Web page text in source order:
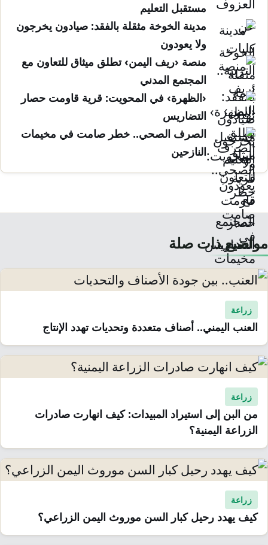
مستقبل التعليم
مدينة الخوخة مثقلة بالفقد: صيادون يخرجون
ولا يعودون
منصة ‹ريف اليمن› تطلق ميثاق للتعاون مع
المجتمع المدني
‹الظهرة› في المحويت: قرية قاومت حصار
التضاريس
الصرف الصحي.. خطر صامت في مخيمات
النازحين
مواضيع ذات صلة
زراعة
العنب اليمني.. أصناف متعددة وتحديات تهدد الإنتاج
زراعة
من البن إلى استيراد المبيدات: كيف انهارت صادرات
الزراعة اليمنية؟
زراعة
كيف يهدد رحيل كبار السن موروث اليمن الزراعي؟